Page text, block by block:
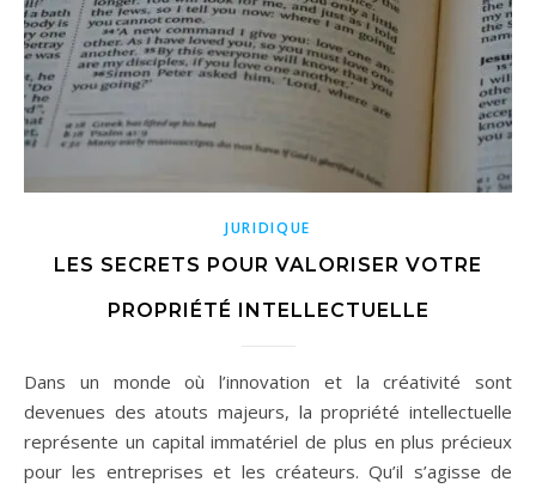
JURIDIQUE
LES SECRETS POUR VALORISER VOTRE
PROPRIÉTÉ INTELLECTUELLE
Dans un monde où l’innovation et la créativité sont
devenues des atouts majeurs, la propriété intellectuelle
représente un capital immatériel de plus en plus précieux
pour les entreprises et les créateurs. Qu’il s’agisse de